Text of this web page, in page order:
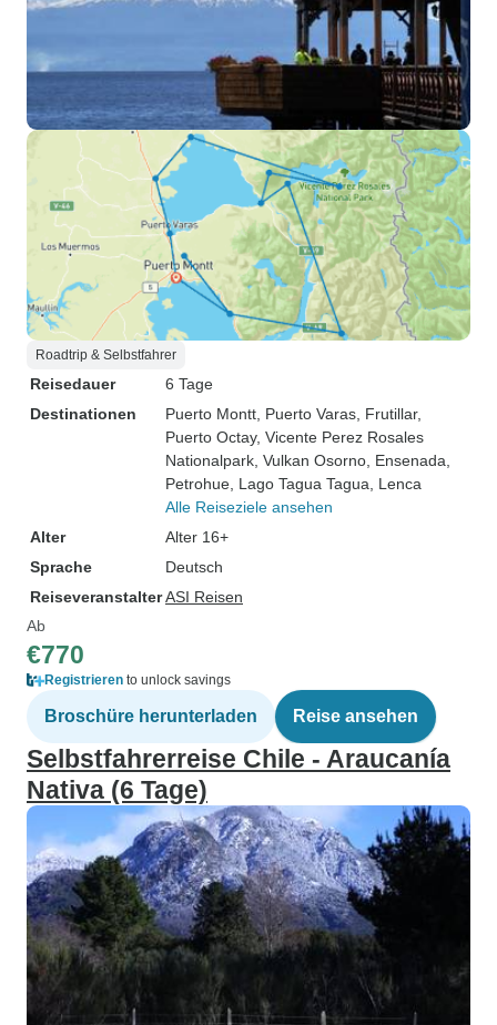
Roadtrip & Selbstfahrer
Reisedauer
6 Tage
Destinationen
Puerto Montt , Puerto Varas , Frutillar,
Puerto Octay, Vicente Perez Rosales
Nationalpark , Vulkan Osorno , Ensenada
Petrohue , Lago Tagua Tagua , Lenca
Alle Reiseziele ansehen
Alter
Alter 16+
Sprache
Deutsch
ReiseveranstalterASI Reisen
Ab
€770
Registrieren to unlock savings
Broschüre herunterladen Reise ansehen
Selbstfahrerreise Chile - Araucanía
Nativa (6 Tage)